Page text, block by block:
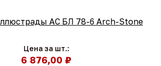
АС БЛ 78-6 Arch-Stone
Цена за шт.:
6 876,00 ₽